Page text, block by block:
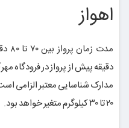
اهواز
دقیقه پیش از پرواز در فرودگاه
مدارک شناسایی معتبر الزامی
۲۰ تا ۳۰ کیلوگرم متغیر خواهد بود.